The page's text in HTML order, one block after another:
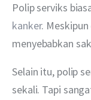
Polip serviks
kanker.
menyebabkan
Selain itu, polip
sekali. Tapi